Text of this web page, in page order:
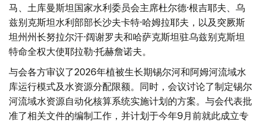
马、土库曼斯坦国家水利委员会主席杜尔德·根吉耶夫、乌
兹别克斯坦水利部部长沙夫卡特·哈姆拉耶夫，以及突厥斯
坦州州长努拉尔汗·阔谢罗夫和哈萨克斯坦驻乌兹别克斯坦
特命全权大使耶拉勒·托赫詹诺夫。
与会各方审议了2026年植被生长期锡尔河和阿姆河流域水
库运行模式及水资源分配限额。同时，会议讨论了制定锡尔
河流域水资源自动化核算系统实施计划的方案。与会代表批
准了相关文件的编制工作，并计划于今年9月前就此成立专